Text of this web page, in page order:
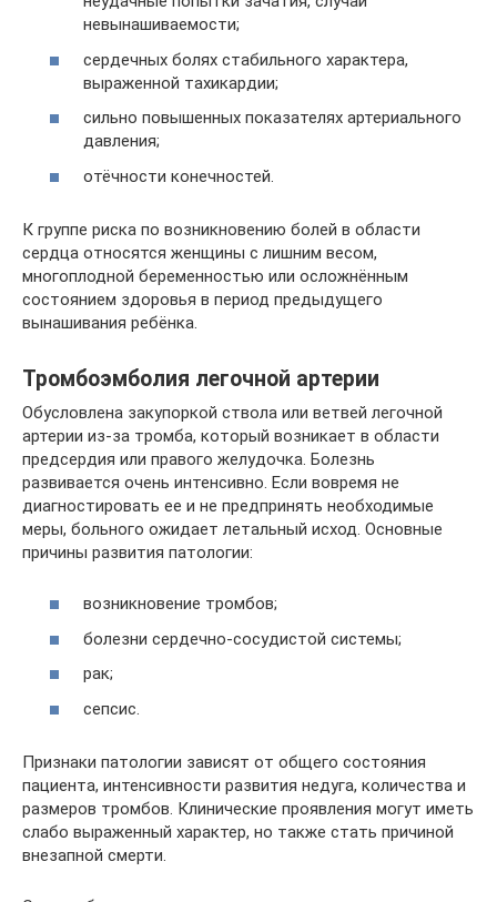
невынашиваемости;
сердечных болях стабильного характера,
выраженной тахикардии;
сильно повышенных показателях артериального
давления;
отёчности конечностей.
К группе риска по возникновению болей в области
сердца относятся женщины с лишним весом,
многоплодной беременностью или осложнённым
состоянием здоровья в период предыдущего
вынашивания ребёнка.
Тромбоэмболия легочной артерии
Обусловлена закупоркой ствола или ветвей легочной
артерии из-за тромба, который возникает в области
предсердия или правого желудочка. Болезнь
развивается очень интенсивно. Если вовремя не
диагностировать ее и не предпринять необходимые
меры, больного ожидает летальный исход. Основные
причины развития патологии:
возникновение тромбов;
болезни сердечно-сосудистой системы;
рак;
сепсис.
Признаки патологии зависят от общего состояния
пациента, интенсивности развития недуга, количества и
размеров тромбов. Клинические проявления могут иметь
слабо выраженный характер, но также стать причиной
внезапной смерти.